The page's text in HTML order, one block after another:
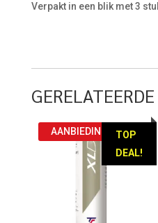
Verpakt in een blik met 3
TOP
DEAL!
AANBIEDING!